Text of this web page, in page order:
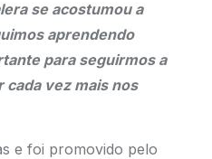
se acostumou a
aprendendo
para seguirmos a
vez mais nos
e foi promovido pelo